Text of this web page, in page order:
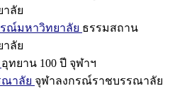
ลัย
ณ์มหาวิทยาลัย ธรรมสถาน
ลัย
อุทยาน 100 ปี จุฬาฯ
ณาลัย จุฬาลงกรณ์ราชบรรณาลัย